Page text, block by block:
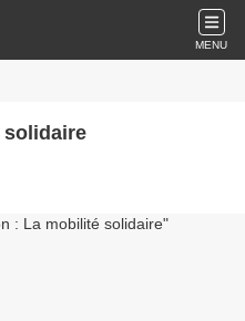
MENU
solidaire